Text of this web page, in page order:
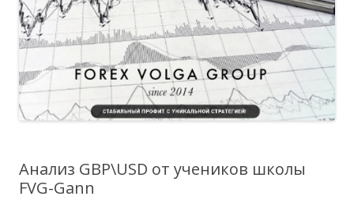
Анализ GBP\USD от учеников школы
FVG-Gann